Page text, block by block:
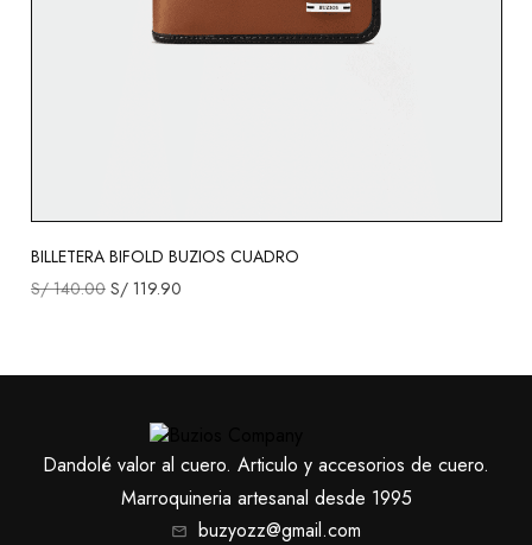
BILLETERA BIFOLD BUZIOS CUADRO
S/140.00 S/ 119.90
Dandolé valor al cuero. Articulo y accesorios de cuero.
Marroquineria artesanal desde 1995
buzyozz@gmail.com